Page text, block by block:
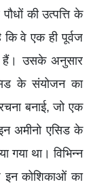
की उत्पत्ति के
कि वे एक ही पूर्वज
हैं। उसके अनुसार
के संयोजन का
बनाई, जो एक
अमीनो एसिड के
गया था। विभिन्न
इन कोशिकाओं का